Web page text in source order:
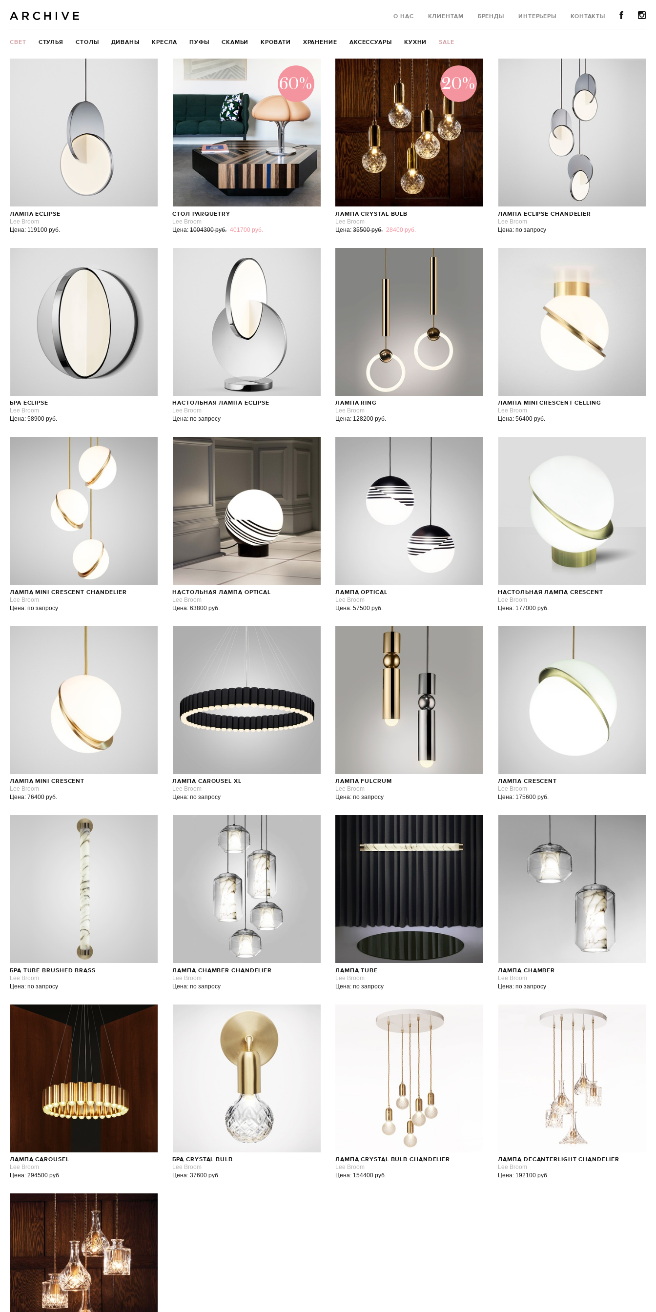
СВЕТ СТУЛЬЯ СТОЛЫ ДИВАНЫ КРЕСЛА ПУФЫ СКАМЬИ КРОВАТИ ХРАНЕНИЕ АКСЕССУАРЫ КУХНИ SALE
О НАС КЛИЕНТАМ БРЕНДЫ ИНТЕРЬЕРЫ КОНТАКТЫ
ЛАМПА ECLIPSE
Lee Broom
Цена: 119100 руб.
60%
СТОЛ PARQUETRY
Lee Broom
Цена:1004300 руб. 401700 руб.
20%
ЛАМПА CRYSTAL BULB
Lee Broom
Цена: 35500 руб. 28400 руб.
ЛАМПА ECLIPSE CHANDELIER
Lee Broom
Цена: по запросу
БРА ECLIPSE
Lee Broom
Цена: 58900 руб.
НАСТОЛЬНАЯ ЛАМПА ECLIPSE
Lee Broom
Цена: по запросу
ЛАМПА RING
Lee Broom
Цена: 128200 руб.
ЛАМПА MINI CRESCENT CELLING
Lee Broom
Цена: 56400 руб.
ЛАМПА MINI CRESCENT CHANDELIER
Lee Broom
Цена: по запросу
НАСТОЛЬНАЯ ЛАМПА OPTICAL
Lee Broom
Цена: 63800 руб.
ЛАМПА OPTICAL
Lee Broom
Цена: 57500 руб.
НАСТОЛЬНАЯ ЛАМПА CRESCENT
Lee Broom
Цена: 177000 руб.
ЛАМПА MINI CRESCENT
Lee Broom
Цена: 76400 руб.
ЛАМПА CAROUSEL XL
Lee Broom
Цена: по запросу
ЛАМПА FULCRUM
Lee Broom
Цена: по запросу
ЛАМПА CRESCENT
Lee Broom
Цена: 175600 руб.
БРА TUBE BRUSHED BRASS
Lee Broom
Цена: по запросу
ЛАМПА CHAMBER CHANDELIER
Lee Broom
Цена: по запросу
ЛАМПА TUBE
Lee Broom
Цена: по запросу
ЛАМПА CHAMBER
Lee Broom
Цена: по запросу
ЛАМПА CAROUSEL
Lee Broom
Цена: 294500 руб.
БРА CRYSTAL BULB
Lee Broom
Цена: 37600 руб.
ЛАМПА CRYSTAL BULB CHANDELIER
Lee Broom
Цена: 154400 руб.
ЛАМПА DECANTERLIGHT CHANDELIER
Lee Broom
Цена: 192100 руб.